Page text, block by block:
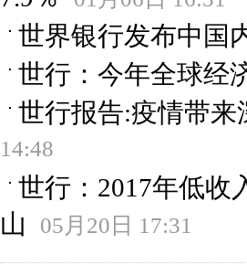
世界银行发布中国
世行：今年全球经
世行报告:疫情带来
14:48
世行：2017年低收
山
05月20日 17:31